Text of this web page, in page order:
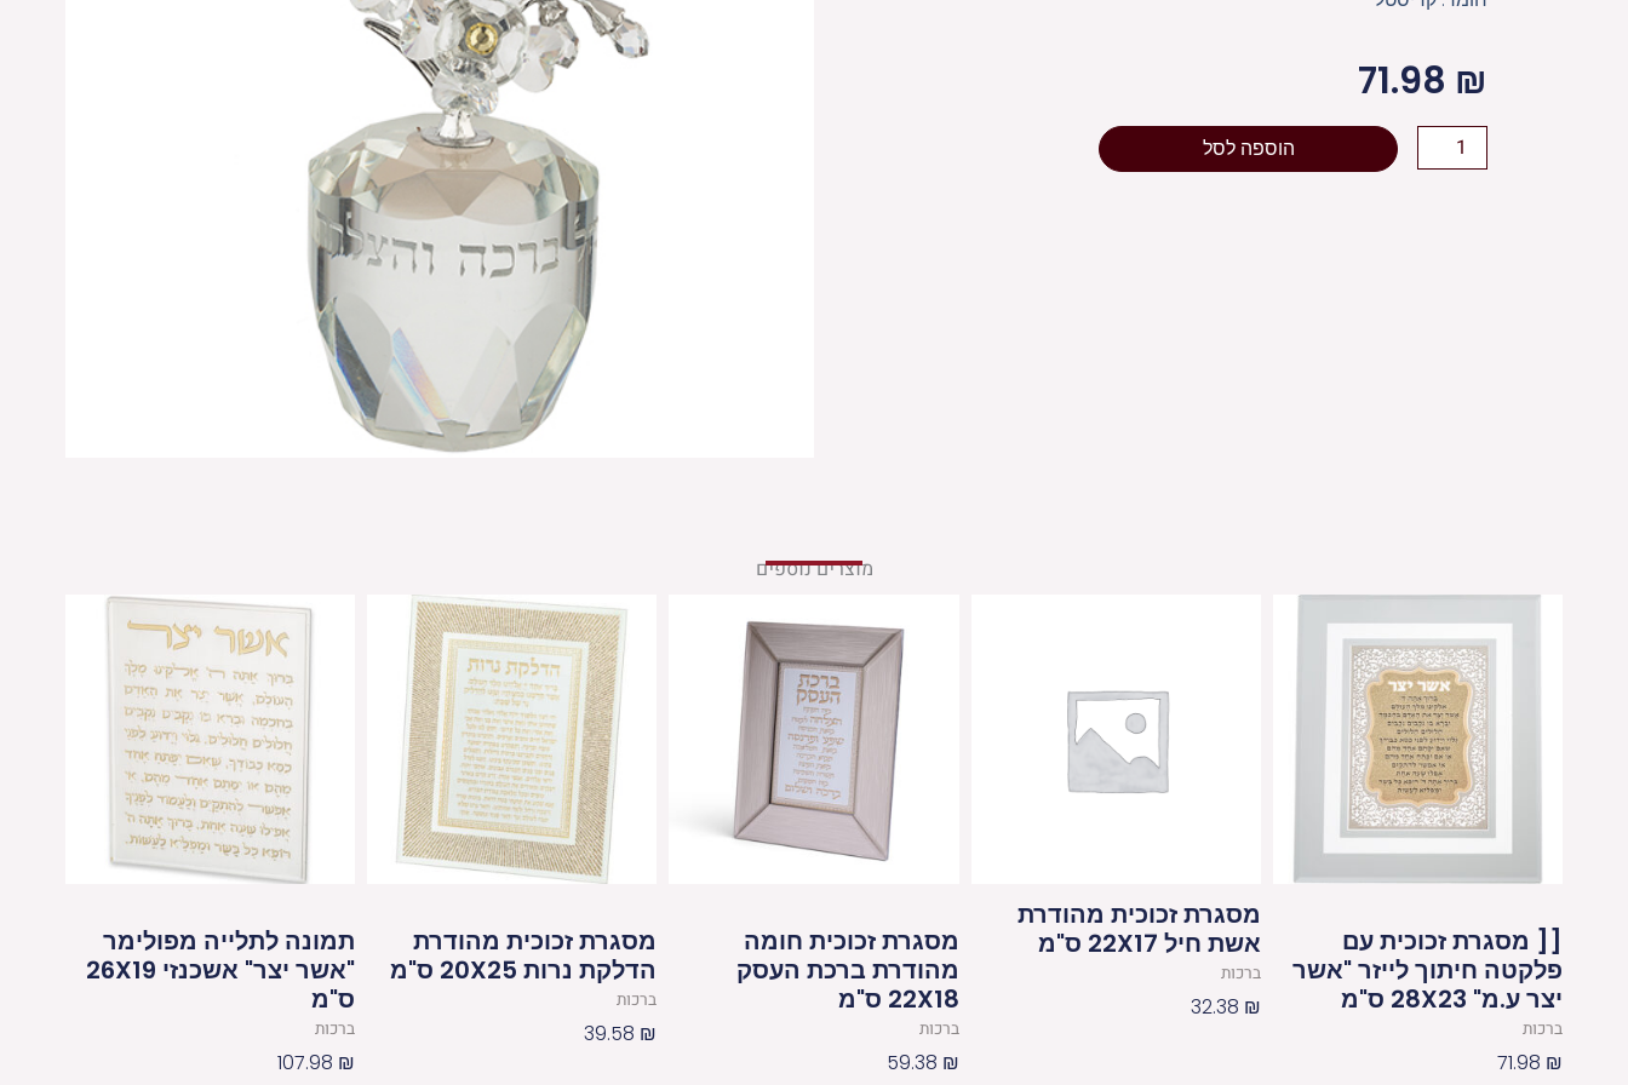
71.98 ₪
כמות
של
הוספה לסל
מוצרים נוספים
[[ מסגרת זכוכית עם
פלקטה חיתוך לייזר "אשר
יצר ע.מ" 28X23 ס"מ
ברכות
71.98 ₪
מסגרת זכוכית מהודרת
אשת חיל 22X17 ס"מ
ברכות
32.38 ₪
מסגרת זכוכית חומה
מהודרת ברכת העסק
22X18 ס"מ
ברכות
59.38 ₪
מסגרת זכוכית מהודרת
הדלקת נרות 20X25 ס"מ
ברכות
39.58 ₪
תמונה לתלייה מפולימר
"אשר יצר" אשכנזי 26X19
ס"מ
ברכות
107.98 ₪